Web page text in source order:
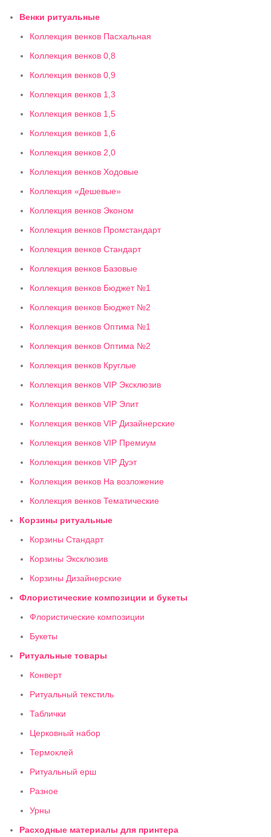
Венки ритуальные
Коллекция венков Пасхальная
Коллекция венков 0,8
Коллекция венков 0,9
Коллекция венков 1,3
Коллекция венков 1,5
Коллекция венков 1,6
Коллекция венков 2,0
Коллекция венков Ходовые
Коллекция «Дешевые»
Коллекция венков Эконом
Коллекция венков Промстандарт
Коллекция венков Стандарт
Коллекция венков Базовые
Коллекция венков Бюджет №1
Коллекция венков Бюджет №2
Коллекция венков Оптима №1
Коллекция венков Оптима №2
Коллекция венков Круглые
Коллекция венков VIP Эксклюзив
Коллекция венков VIP Элит
Коллекция венков VIP Дизайнерские
Коллекция венков VIP Премиум
Коллекция венков VIP Дуэт
Коллекция венков На возложение
Коллекция венков Тематические
Корзины ритуальные
Корзины Стандарт
Корзины Эксклюзив
Корзины Дизайнерские
Флористические композиции и букеты
Флористические композиции
Букеты
Ритуальные товары
Конверт
Ритуальный текстиль
Таблички
Церковный набор
Термоклей
Ритуальный ерш
Разное
Урны
Расходные материалы для принтера